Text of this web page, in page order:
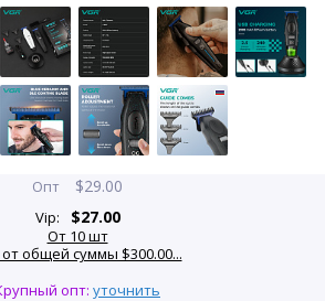
Опт $29.00
Vip: $27.00
От 10 шт
общей суммы $300.00...
опт: уточнить